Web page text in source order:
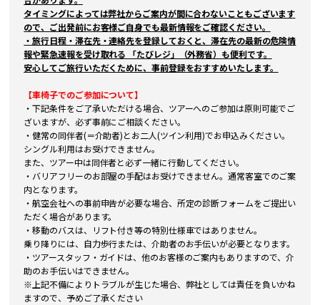
タイミングによっては弊社からご案内が間に合わないこともございます
ので、 ご出発前にお客様ご自身でも最新情報をご確認ください。
・旅行日程・滞在先・連絡先を登録しておくと、滞在先の最新の危険情
報や緊急速報を受け取れる
「たびレジ」（外務省）も便利です。
安心してご旅行いただくために、事前登録をおすすめいたします。
【車椅子でのご参加について】
・下記条件をご了承いただける場合、ツアーへのご参加は原則可能でご
ざいますが、必ず事前にご相談ください。
・健常の同伴者(＝介助者)とお二人(ツイン利用)でお申込みください。
シングル利用はお受けできません。
また、ツアー中は同伴者と必ず一緒に行動してください。
・バリアフリーのお部屋の手配はお受けできません。通常客室でのご案
内となります。
・航空会社への事前申告が必要な場合、所定の診断フォームをご提出い
ただく場合があります。
・移動のバスは、リフト付き等の特別仕様車ではありません。
乗り降りには、自力歩行または、介助者のお手伝いが必要となります。
・ツアースタッフ・ガイドは、他のお客様のご案内もありますので、介
助のお手伝いはできません。
※上記不備によりトラブルが生じた場合、弊社としては責任を負いかね
ますので、予めご了承ください